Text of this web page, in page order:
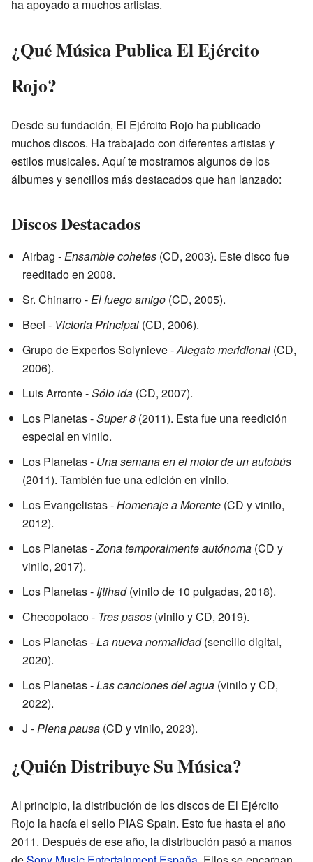
ha apoyado a muchos artistas.
¿Qué Música Publica El Ejército
Rojo?
Desde su fundación, El Ejército Rojo ha publicado
muchos discos. Ha trabajado con diferentes artistas y
estilos musicales. Aquí te mostramos algunos de los
álbumes y sencillos más destacados que han lanzado:
Discos Destacados
Airbag -Ensamble cohetes (CD, 2003). Este disco fue
reeditado en 2008.
Sr. Chinarro -El fuego amigo (CD, 2005).
Beef - Victoria Principal (CD, 2006).
Grupo de Expertos Solynieve -Alegato meridional (CD,
2006).
Luis Arronte -Sólo ida (CD, 2007).
Los Planetas -Super 8 (2011). Esta fue una reedición
especial en vinilo.
Los Planetas - Una semana en el motor de un autobús
(2011). También fue una edición en vinilo.
Los Evangelistas -Homenaje a Morente (CD y vinilo,
2012).
Los Planetas -Zona temporalmente autónoma (CD y
vinilo, 2017).
Los Planetas - Ijtihad(vinilo de 10 pulgadas, 2018).
Checopolaco - Tres pasos (vinilo y CD, 2019).
Los Planetas -La nueva normalidad(sencillo digital,
2020).
Los Planetas -Las canciones del agua (vinilo y CD,
2022).
J -Plena pausa (CD y vinilo, 2023).
¿Quién Distribuye Su Música?
Al principio, la distribución de los discos de El Ejército
Rojo la hacía el sello PIAS Spain. Esto fue hasta el año
2011. Después de ese año, la distribución pasó a manos